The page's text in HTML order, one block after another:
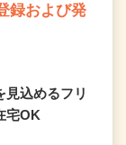
録および発
見込めるフリ
宅OK